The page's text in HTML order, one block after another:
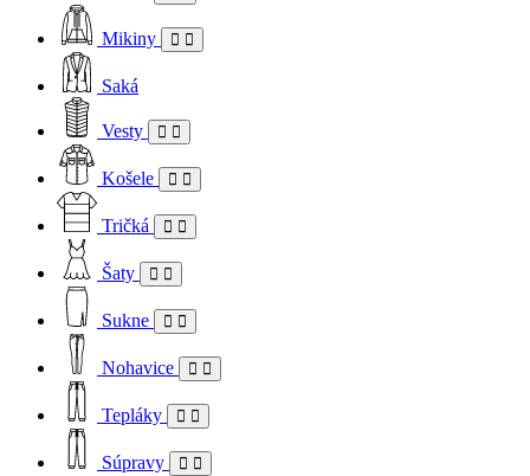
Mikiny
Saká
Vesty
Košele
Tričká
Šaty
Sukne
Nohavice
Tepláky
Súpravy